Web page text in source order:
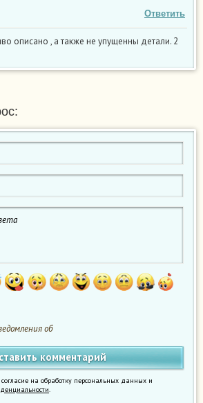
Ответить
описано , а также не упущенны детали. 2
об
на обработку персональных данных и